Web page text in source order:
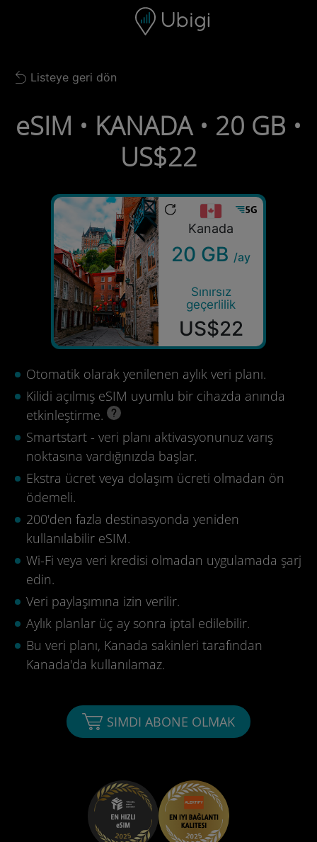
Gezinme çubuğu Alt bilgi
Back to list
Listeye geri dön
eSIM • KANADA • 20 GB •
US$22
Kanada
20 GB /ay
Sınırsız
geçerlilik
US$22
Otomatik olarak yenilenen aylık veri planı.
Kilidi açılmış eSIM uyumlu bir cihazda anında
etkinleştirme.
Smartstart - veri planı aktivasyonunuz varış
noktasına vardığınızda başlar.
Ekstra ücret veya dolaşım ücreti olmadan ön
ödemeli.
200'den fazla destinasyonda yeniden
kullanılabilir eSIM.
Wi-Fi veya veri kredisi olmadan uygulamada şarj
edin.
Veri paylaşımına izin verilir.
Aylık planlar üç ay sonra iptal edilebilir.
Bu veri planı, Kanada sakinleri tarafından
Kanada'da kullanılamaz.
SIMDI ABONE OLMAK